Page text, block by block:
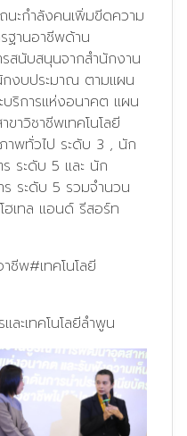
นะกำลังคนเพิ่มขีดความ
ฐานอาชีพด้าน
สนับสนุนจากสำนักงาน
กงบประมาณ ตามแผน
ริการแห่งอนาคต แผน
าวิชาชีพเทคโนโลยี
าพทั่วไป ระดับ 3 , นัก
ร ระดับ 5 และ นัก
ร ระดับ 5 รวมจำนวน
เทล แอนด์ รีสอร์ท
ชีพ#เทคโนโลยี
ละเทคโนโลยีลำพูน